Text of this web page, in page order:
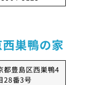
巣鴨の家
都豊島区西巣鴨4
28番3号